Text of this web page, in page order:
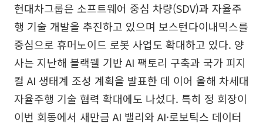
현대차그룹은 소프트웨어 중심 차량(SDV)과 자율주
행 기술 개발을 추진하고 있으며 보스턴다이내믹스를
중심으로 휴머노이드 로봇 사업도 확대하고 있다. 양
사는 지난해 블랙웰 기반 AI 팩토리 구축과 국가 피지
컬 AI 생태계 조성 계획을 발표한 데 이어 올해 차세대
자율주행 기술 협력 확대에도 나섰다. 특히 정 회장이
이번 회동에서 새만금 AI 밸리와 AI·로보틱스 데이터